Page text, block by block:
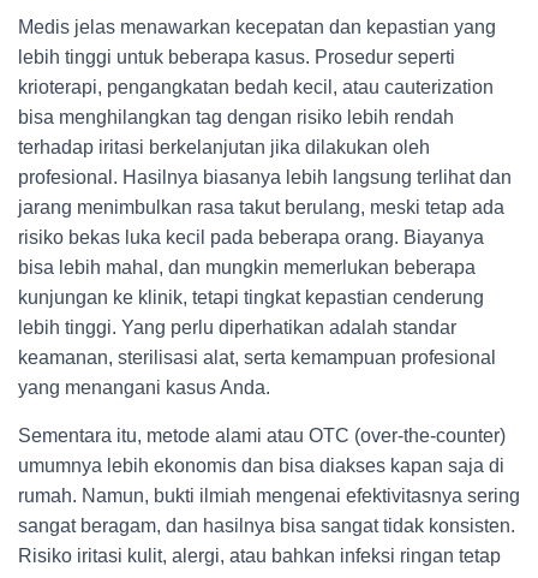
Medis jelas menawarkan kecepatan dan kepastian yang
lebih tinggi untuk beberapa kasus. Prosedur seperti
krioterapi, pengangkatan bedah kecil, atau cauterization
bisa menghilangkan tag dengan risiko lebih rendah
terhadap iritasi berkelanjutan jika dilakukan oleh
profesional. Hasilnya biasanya lebih langsung terlihat dan
jarang menimbulkan rasa takut berulang, meski tetap ada
risiko bekas luka kecil pada beberapa orang. Biayanya
bisa lebih mahal, dan mungkin memerlukan beberapa
kunjungan ke klinik, tetapi tingkat kepastian cenderung
lebih tinggi. Yang perlu diperhatikan adalah standar
keamanan, sterilisasi alat, serta kemampuan profesional
yang menangani kasus Anda.
Sementara itu, metode alami atau OTC (over-the-counter)
umumnya lebih ekonomis dan bisa diakses kapan saja di
rumah. Namun, bukti ilmiah mengenai efektivitasnya sering
sangat beragam, dan hasilnya bisa sangat tidak konsisten.
Risiko iritasi kulit, alergi, atau bahkan infeksi ringan tetap